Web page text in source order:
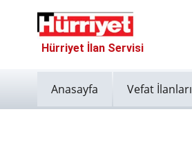
Hürriyet İlan Servisi
Anasayfa Vefat İlanları